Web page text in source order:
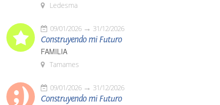
Ledesma
09/01/2026 31/12/2026
Construyendo mi Futuro
FAMILIA
Tamames
09/01/2026 31/12/2026
Construyendo mi Futuro